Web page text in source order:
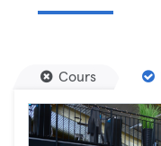
Cours